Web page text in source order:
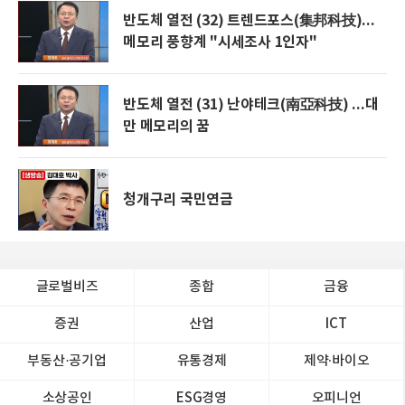
반도체 열전 (32) 트렌드포스(集邦科技)...
메모리 풍향계 "시세조사 1인자"
반도체 열전 (31) 난야테크(南亞科技) ...대
만 메모리의 꿈
청개구리 국민연금
글로벌비즈 종합 금융
증권 산업 ICT
부동산·공기업 유통경제 제약∙바이오
소상공인 ESG경영 오피니언